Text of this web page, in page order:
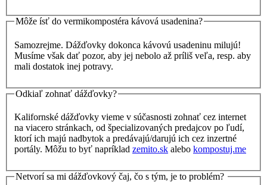
Môže ísť do vermikompostéra kávová usadenina?
Samozrejme. Dážďovky dokonca kávovú usadeninu milujú!
Musíme však dať pozor, aby jej nebolo až príliš veľa, resp. aby
mali dostatok inej potravy.
Odkiaľ zohnať dážďovky?
Kalifornské dážďovky vieme v súčasnosti zohnať cez internet
na viacero stránkach, od špecializovaných predajcov po ľudí,
ktorí ich majú nadbytok a predávajú/darujú ich cez inzertné
portály. Môžu to byť napríklad zemito.sk alebo kompostuj.me
Netvorí sa mi dážďovkový čaj, čo s tým, je to problém?